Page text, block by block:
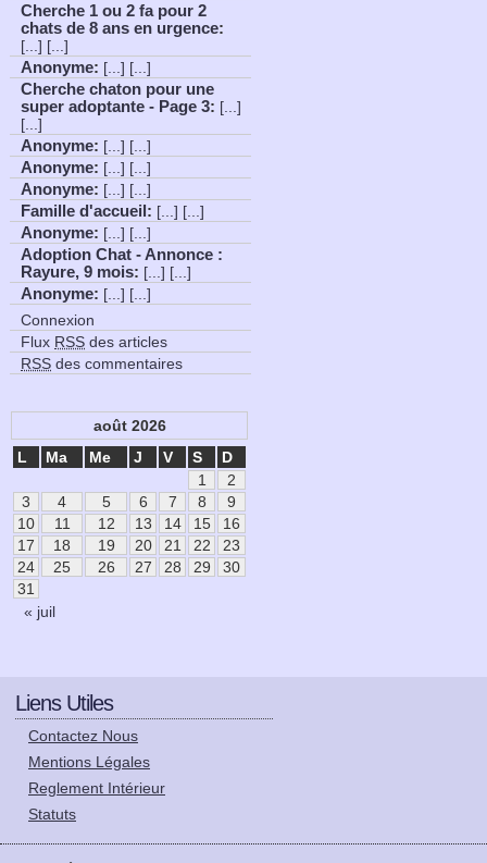
Cherche 1 ou 2 fa pour 2
chats de 8 ans en urgence:
[...] [...]
Anonyme: [...] [...]
Cherche chaton pour une
super adoptante - Page 3: [...]
[...]
Anonyme: [...] [...]
Anonyme: [...] [...]
Anonyme: [...] [...]
Famille d'accueil : [...] [...]
Anonyme: [...] [...]
Adoption Chat - Annonce :
Rayure, 9 mois: [...] [...]
Anonyme: [...] [...]
Connexion
Flux RSS des articles
RSS des commentaires
août 2026
L
Ma Me J V S D
« juil
1
2
3
4 5 6 7 8
9
10
11 12 13 14 15
16
17
18 19 20 21 22
23
24
25 26 27 28 29
30
31
Liens Utiles
Contactez Nous
Mentions Légales
Reglement Intérieur
Statuts